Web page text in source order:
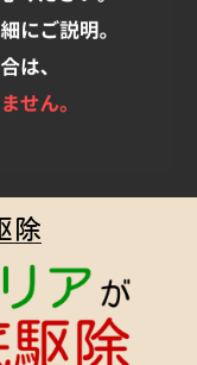
除